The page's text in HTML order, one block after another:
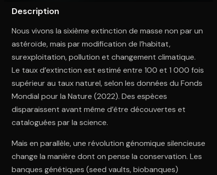
Description
Nous vivons la sixième extinction de masse non par un
astéroïde, mais par modification de l’habitat,
surexploitation, pollution et changement climatique.
Le taux d’extinction est estimé entre 100 et 1 000 fois
supérieur au taux naturel, selon les données du Fonds
Mondial pour la Nature (2022). Des espèces
disparaissent avant même d’être découvertes et
cataloguées par la science.
Mais en parallèle, une révolution génomique silencieuse
change la manière dont on pense la conservation. Les
banques génétiques (seed vaults, biobanques)